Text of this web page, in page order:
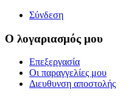
Σύνδεση
Ο λογαριασμός μου
Επεξεργασία
Οι παραγγελίες μου
Διευθυνση αποστολής